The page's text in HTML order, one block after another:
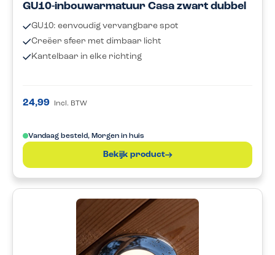
GU10-inbouwarmatuur Casa zwart dubbel
GU10: eenvoudig vervangbare spot
Creëer sfeer met dimbaar licht
Kantelbaar in elke richting
24,99 Incl. BTW
Vandaag besteld, Morgen in huis
Bekijk product